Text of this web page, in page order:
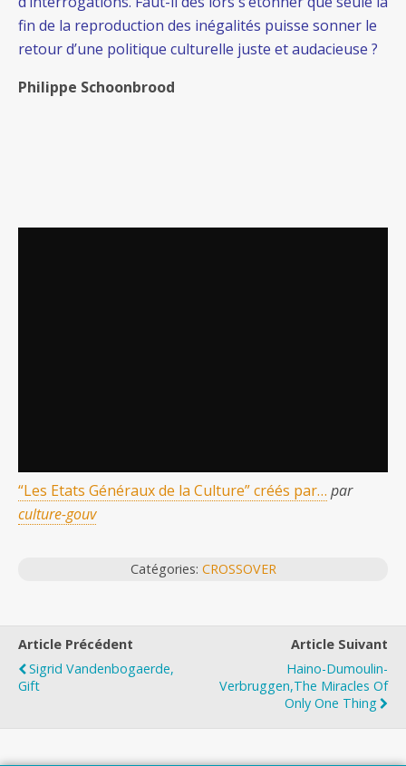
fin de la reproduction des inégalités puisse sonner le
retour d’une politique culturelle juste et audacieuse ?
Philippe Schoonbrood
“Les Etats Généraux de la Culture” créés par… par
culture-gouv
Catégories: CROSSOVER
Article Précédent
Sigrid Vandenbogaerde,
Gift
Article Suivant
Haino-Dumoulin-
Verbruggen,The Miracles Of
Only One Thing